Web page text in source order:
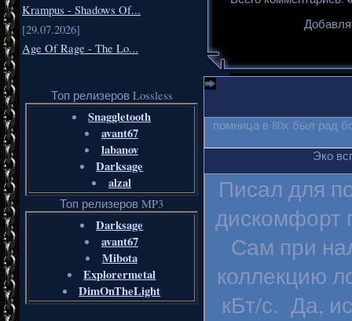
Krampus - Shadows Of...
[29.07.2026]
Age Of Rage - The Lo...
Топ релизеров Lossless
Snaggletooth
avant67
labanov
Darksage
alzal
Топ релизеров MP3
Darksage
avant67
Mibota
Explorermetal
DimOnTheLight
помница в 80х был рад
Эко
Писал для
дискомфорт
Сам при
коллекцию
кБт/с. Да,